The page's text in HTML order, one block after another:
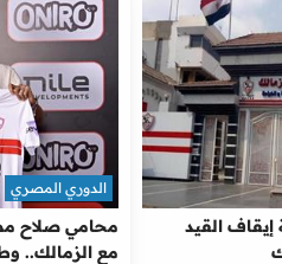
القيد
محامي صلاح
مع الزمالك..
الدوري المصري